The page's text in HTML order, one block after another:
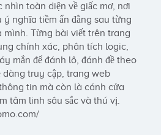
nhìn toàn diện về giấc mơ, nơi
ý nghĩa tiềm ẩn đằng sau từng
mình. Từng bài viết trên trang
chính xác, phân tích logic,
mắn để đánh lô, đánh đề theo
dàng truy cập, trang web
tin mà còn là cánh cửa
tâm linh sâu sắc và thú vị.